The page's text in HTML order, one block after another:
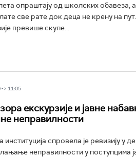
опраштају од школских обавеза,
све рате док деца не крену на
превише скупе...
> 11:05
екскурзије и јавне
неправилности
спровела је ревизију у
неправилности у поступцима